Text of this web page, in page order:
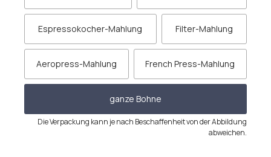
Espressokocher-Mahlung Filter-Mahlung
Aeropress-Mahlung French Press-Mahlung
ganze Bohne
Die Verpackung kann je nach Beschaffenheit von der Abbildung
abweichen.